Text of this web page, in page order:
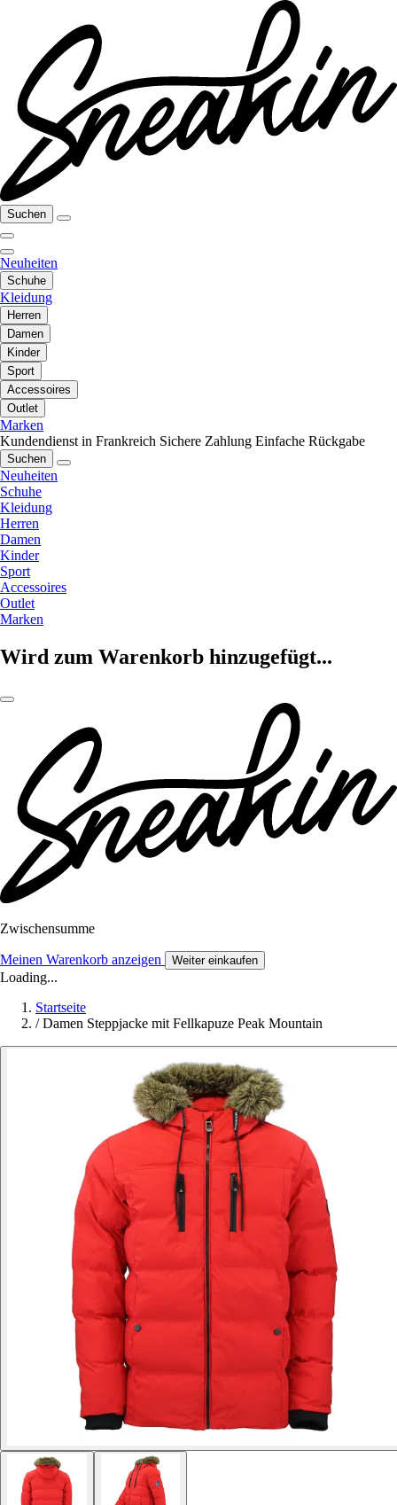
Suchen
Neuheiten
Schuhe
Kleidung
Herren
Damen
Kinder
Sport
Accessoires
Outlet
Marken
Kundendienst in Frankreich Sichere Zahlung Einfache Rückgabe
Suchen
Neuheiten
Schuhe
Kleidung
Herren
Damen
Kinder
Sport
Accessoires
Outlet
Marken
Wird zum Warenkorb hinzugefügt...
Zwischensumme
Meinen Warenkorb anzeigen Weiter einkaufen
Loading...
Startseite
/ Damen Steppjacke mit Fellkapuze Peak Mountain